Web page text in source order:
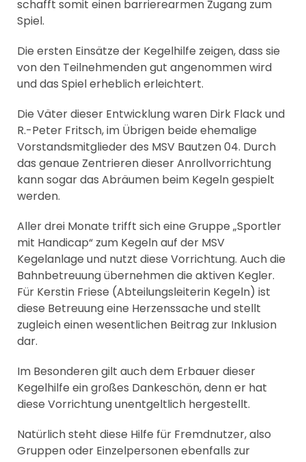
schafft somit einen barrierearmen Zugang zum
Spiel.
Die ersten Einsätze der Kegelhilfe zeigen, dass sie
von den Teilnehmenden gut angenommen wird
und das Spiel erheblich erleichtert.
Die Väter dieser Entwicklung waren Dirk Flack und
R.-Peter Fritsch, im Übrigen beide ehemalige
Vorstandsmitglieder des MSV Bautzen 04. Durch
das genaue Zentrieren dieser Anrollvorrichtung
kann sogar das Abräumen beim Kegeln gespielt
werden.
Aller drei Monate trifft sich eine Gruppe „Sportler
mit Handicap“ zum Kegeln auf der MSV
Kegelanlage und nutzt diese Vorrichtung. Auch die
Bahnbetreuung übernehmen die aktiven Kegler.
Für Kerstin Friese (Abteilungsleiterin Kegeln) ist
diese Betreuung eine Herzenssache und stellt
zugleich einen wesentlichen Beitrag zur Inklusion
dar.
Im Besonderen gilt auch dem Erbauer dieser
Kegelhilfe ein großes Dankeschön, denn er hat
diese Vorrichtung unentgeltlich hergestellt.
Natürlich steht diese Hilfe für Fremdnutzer, also
Gruppen oder Einzelpersonen ebenfalls zur